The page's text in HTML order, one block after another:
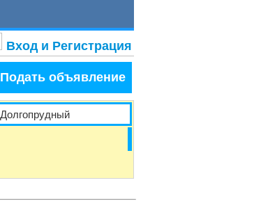
Вход и Регистрация
Подать объявление